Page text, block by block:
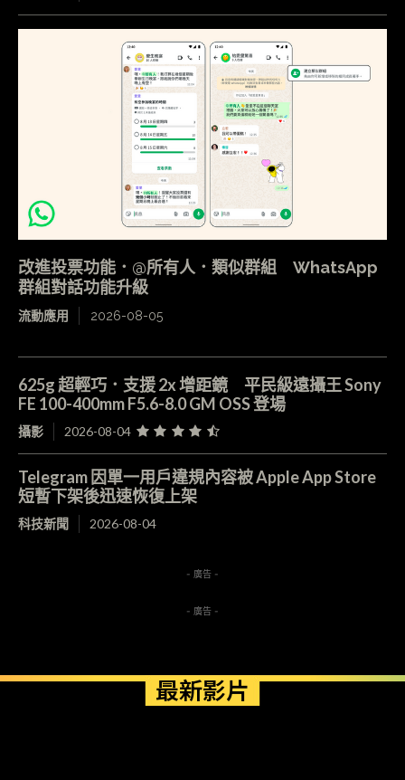
改進投票功能．@所有人．類似群組 WhatsApp
群組對話功能升級
流動應用 2026-08-05
625g 超輕巧．支援 2x 增距鏡 平民級遠攝王 Sony
FE 100-400mm F5.6-8.0 GM OSS 登場
攝影 2026-08-04
Telegram 因單一用戶違規內容被 Apple App Store
短暫下架後迅速恢復上架
科技新聞 2026-08-04
- 廣告 -
- 廣告 -
最新影片